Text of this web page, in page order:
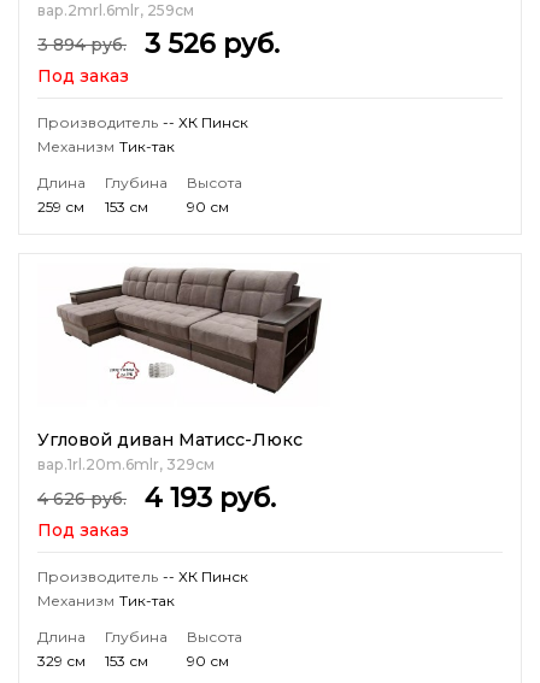
вар.2mrl.6mlr, 259см
3 894 руб. 3 526 руб.
Под заказ
Производитель -- ХК Пинск
Механизм Тик-так
Длина
259 см
Глубина
153 см
Высота
90 см
Угловой диван Матисс-Люкс
вар.1rl.20m.6mlr, 329см
4 626 руб. 4 193 руб.
Под заказ
Производитель -- ХК Пинск
Механизм Тик-так
Длина
329 см
Глубина
153 см
Высота
90 см